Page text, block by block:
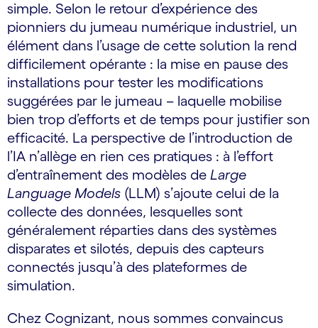
simple. Selon le retour d’expérience des
pionniers du jumeau numérique industriel, un
élément dans l’usage de cette solution la rend
difficilement opérante : la mise en pause des
installations pour tester les modifications
suggérées par le jumeau – laquelle mobilise
bien trop d’efforts et de temps pour justifier son
efficacité. La perspective de l’introduction de
l’IA n’allège en rien ces pratiques : à l’effort
d’entraînement des modèles de Large
Language Models (LLM) s’ajoute celui de la
collecte des données, lesquelles sont
généralement réparties dans des systèmes
disparates et silotés, depuis des capteurs
connectés jusqu’à des plateformes de
simulation.
Chez Cognizant, nous sommes convaincus